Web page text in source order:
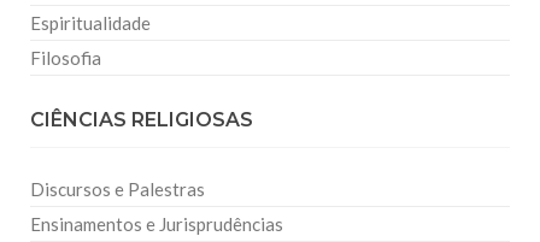
Espiritualidade
Filosofia
CIÊNCIAS RELIGIOSAS
Discursos e Palestras
Ensinamentos e Jurisprudências